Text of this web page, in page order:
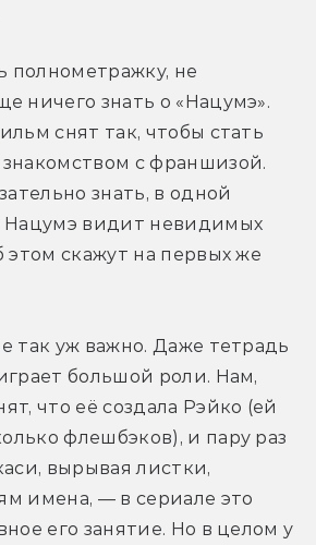
полнометражку, не
ничего знать о «Нацумэ».
снят так, чтобы стать
с франшизой.
знать, в одной
Нацумэ видит невидимых
этом скажут на первых же
так уж важно. Даже тетрадь
большой роли. Нам,
что её создала Рэйко (ей
флешбэков), и пару раз
вырывая листки,
имена, — в сериале это
его занятие. Но в целом у